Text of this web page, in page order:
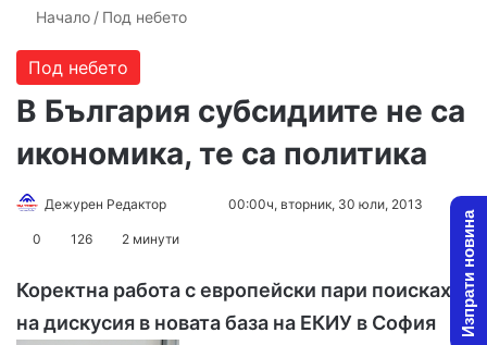
Начало / Под небето
Под небето
В България субсидиите не са
икономика, те са политика
Дежурен Редактор
l
w
d
n
00:00ч, вторник, 30 юли, 2013
0 126 2 минути
Коректна работа с европейски пари поискаха
на дискусия в новата база на ЕКИУ в София
Изпрати новина